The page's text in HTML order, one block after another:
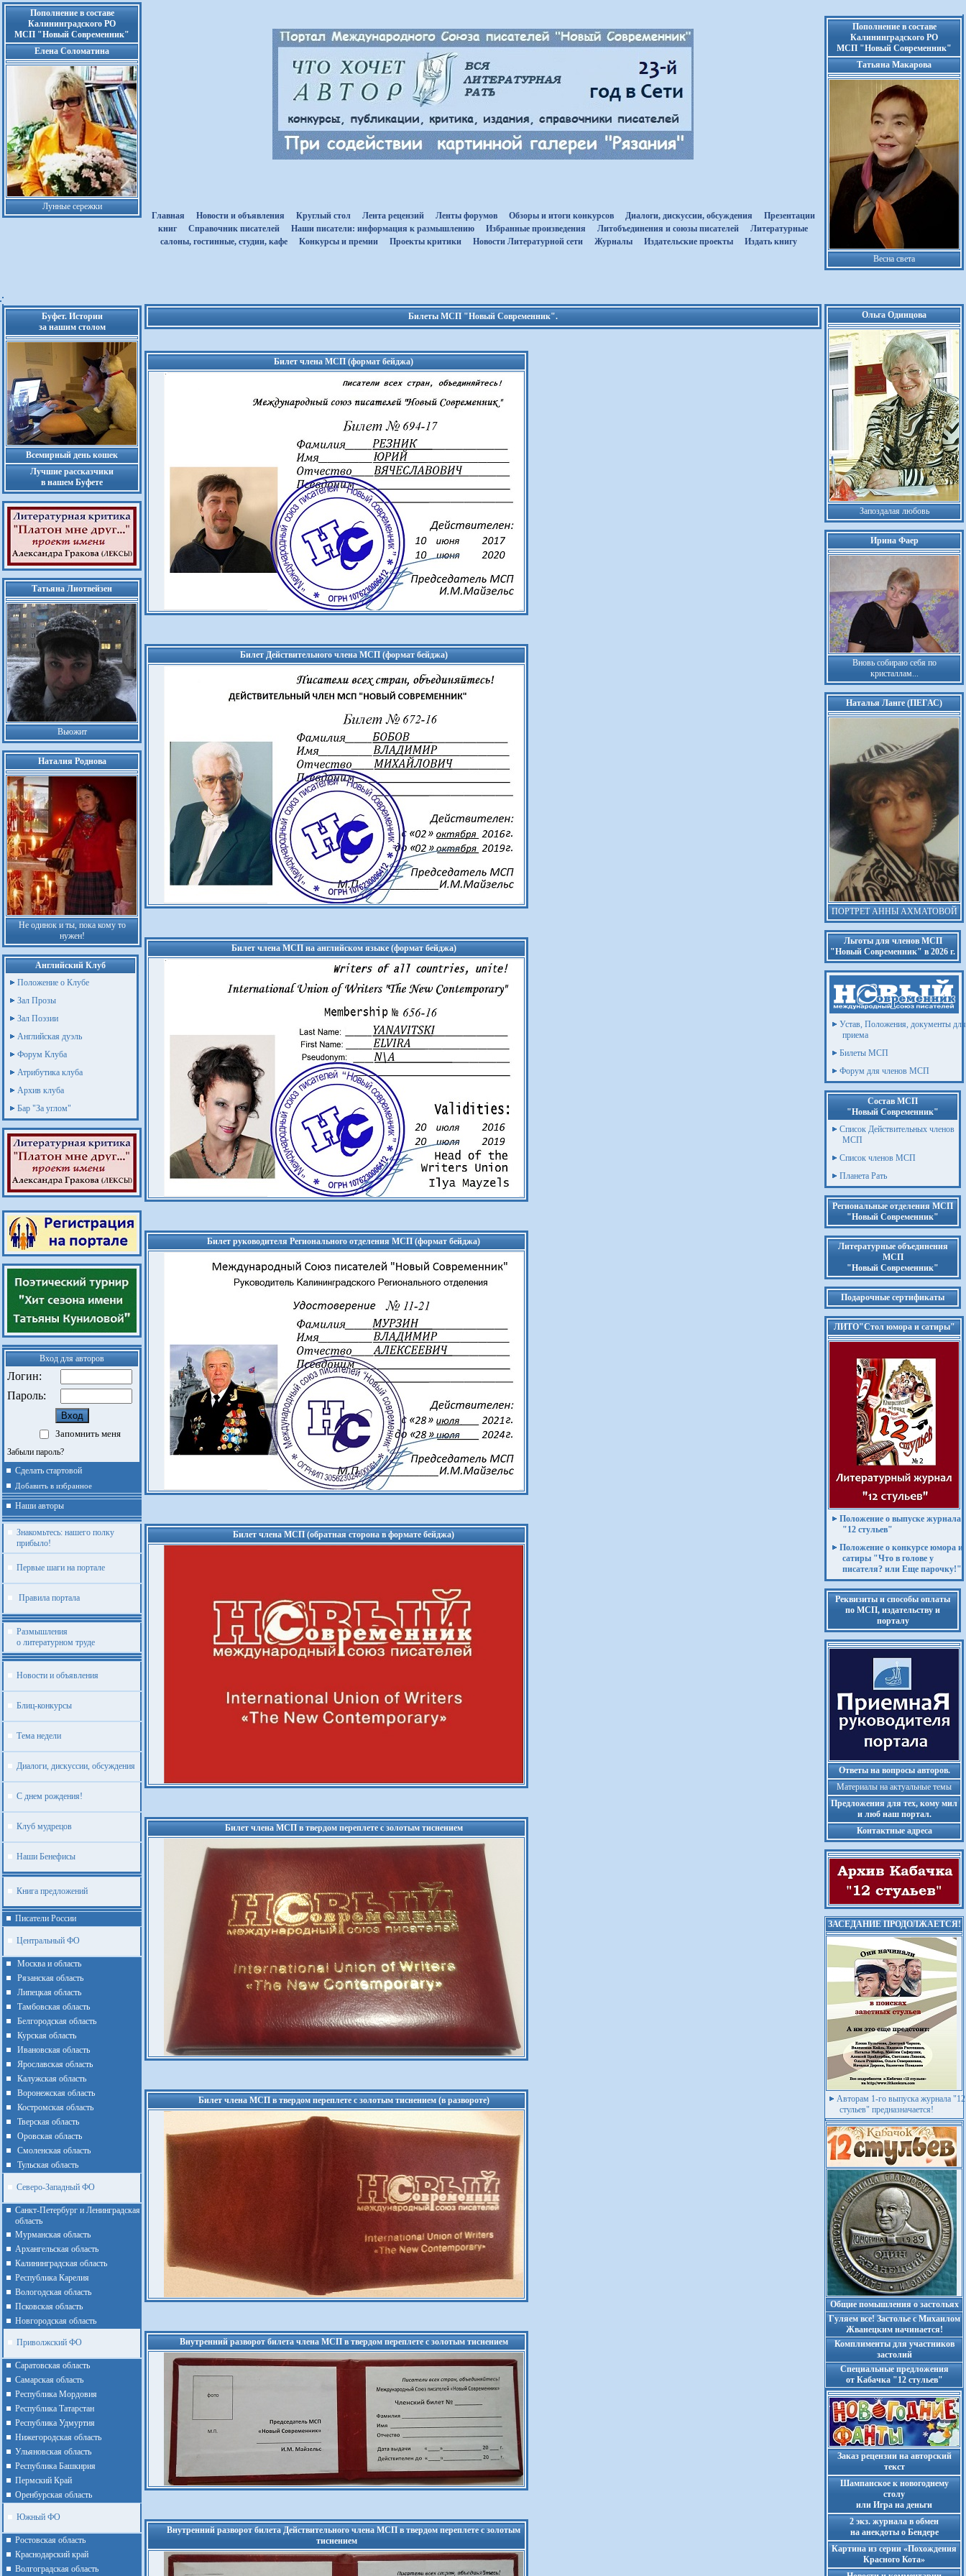
Пополнение в составе
Калининградского РО
МСП "Новый Современник"
Елена Соломатина
Лунные сережки
Главная
Новости и объявления Круглый стол Лента рецензий Ленты форумов Обзоры и итоги конкурсов Диалоги, дискуссии, обсуждения
Презентации
книг
Cправочник писателей Наши писатели: информация к размышлению Избранные произведения Литобъединения и союзы писателей
Литературные
салоны, гостинные, студии, кафе
Kонкурсы и премии Проекты критики Новости Литературной сети Журналы Издательские проекты Издать книгу
Пополнение в составе
Калининградского РО
МСП "Новый Современник"
Татьяна Макарова
Весна света
Буфет. Истории
за нашим столом
Всемирный день кошек
Лучшие рассказчики
в нашем Буфете
Татьяна Лиотвейзен
Вьюжит
Наталия Роднова
Не одинок и ты, пока кому то
нужен!
Английский Клуб
Положение о Клубе
Зал Прозы
Зал Поэзии
Английская дуэль
Форум Клуба
Атрибутика клуба
Архив клуба
Бар "За углом"
Вход для авторов
Логин:
Пароль:
Запомнить меня
Забыли пароль?
Сделать стартовой
Добавить в избранное
Наши авторы
Знакомьтесь: нашего полку
прибыло!
Первые шаги на портале
Правила портала
Размышления
о литературном труде
Новости и объявления
Блиц-конкурсы
Тема недели
Диалоги, дискуссии, обсуждения
С днем рождения!
Клуб мудрецов
Наши Бенефисы
Книга предложений
Писатели России
Центральный ФО
Москва и область
Рязанская область
Липецкая область
Тамбовская область
Белгородская область
Курская область
Ивановская область
Ярославская область
Калужская область
Воронежская область
Костромская область
Тверская область
Оровская область
Смоленская область
Тульская область
Северо-Западный ФО
Санкт-Петербург и Ленинградская
область
Мурманская область
Архангельская область
Калининградская область
Республика Карелия
Вологодская область
Псковская область
Новгородская область
Приволжский ФО
Cаратовская область
Cамарская область
Республика Мордовия
Республика Татарстан
Республика Удмуртия
Нижегородская область
Ульяновская область
Республика Башкирия
Пермский Край
Оренбурская область
Южный ФО
Ростовская область
Краснодарский край
Волгоградская область
Билеты МСП "Новый Современник".
Билет члена МСП (формат бейджа)
Билет Действительного члена МСП (формат бейджа)
Билет члена МСП на английском языке (формат бейджа)
Билет руководителя Регионального отделения МСП (формат бейджа)
Билет члена МСП (обратная сторона в формате бейджа)
Билет члена МСП в твердом переплете с золотым тиснением
Билет члена МСП в твердом переплете с золотым тиснением (в развороте)
Внутренний разворот билета члена МСП в твердом переплете с золотым тиснением
Внутренний разворот билета Действительного члена МСП в твердом переплете с золотым
тиснением
Ольга Одинцова
Запоздалая любовь
Ирина Фаер
Вновь собираю себя по
кристаллам...
Наталья Ланге (ПЕГАС)
ПОРТРЕТ АННЫ АХМАТОВОЙ
Льготы для членов МСП
"Новый Современник" в 2026 г.
Устав, Положения, документы для
приема
Билеты МСП
Форум для членов МСП
Состав МСП
"Новый Современник"
Список Действительных членов
МСП
Список членов МСП
Планета Рать
Региональные отделения МСП
"Новый Современник"
Литературные объединения
МСП
"Новый Современник"
Подарочные сертификаты
ЛИТО"Стол юмора и сатиры"
Положение о выпуске журнала
"12 стульев"
Положение о конкурсе юмора и
сатиры "Что в голове у
писателя? или Еще парочку!"
Реквизиты и способы оплаты
по МСП, издательству и
порталу
Ответы на вопросы авторов.
Материалы на актуальные темы
Предложения для тех, кому мил
и люб наш портал.
Контактные адреса
ЗАСЕДАНИЕ ПРОДОЛЖАЕТСЯ!
Авторам 1-го выпуска журнала "12
стульев" предназначается!
Общие помышления о застольях
Гуляем все! Застолье с Михаилом
Жванецким начинается!
Комплименты для участников
застолий
Cпециальные предложения
от Кабачка "12 стульев"
Заказ рецензии на авторский
текст
Шампанское к новогоднему
столу
или Игра на деньги
2 экз. журнала в обмен
на анекдоты о Бендере
Картина из серии «Похождения
Красного Кота»